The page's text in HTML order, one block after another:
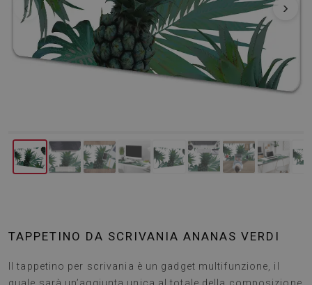
‹ ›
TAPPETINO DA SCRIVANIA ANANAS VERDI
Il tappetino per scrivania è un gadget multifunzione, il